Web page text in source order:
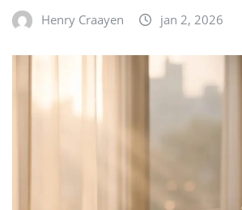
Henry Craayen jan 2, 2026